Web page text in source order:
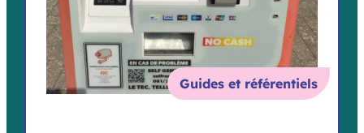
Guides et référentiels